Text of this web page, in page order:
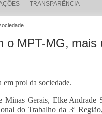
TRANSPARÊNCIA
o MPT-MG, mais
prol da sociedade.
Minas Gerais, Elke Andrade
do Trabalho da 3ª